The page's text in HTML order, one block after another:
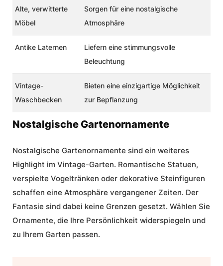
Alte, verwitterte
Möbel
Sorgen für eine nostalgische
Atmosphäre
Antike Laternen
Liefern eine stimmungsvolle
Beleuchtung
Vintage-
Waschbecken
Bieten eine einzigartige Möglichkeit
zur Bepflanzung
Nostalgische Gartenornamente
Nostalgische Gartenornamente sind ein weiteres
Highlight im Vintage-Garten. Romantische Statuen,
verspielte Vogeltränken oder dekorative Steinfiguren
schaffen eine Atmosphäre vergangener Zeiten. Der
Fantasie sind dabei keine Grenzen gesetzt. Wählen Sie
Ornamente, die Ihre Persönlichkeit widerspiegeln und
zu Ihrem Garten passen.